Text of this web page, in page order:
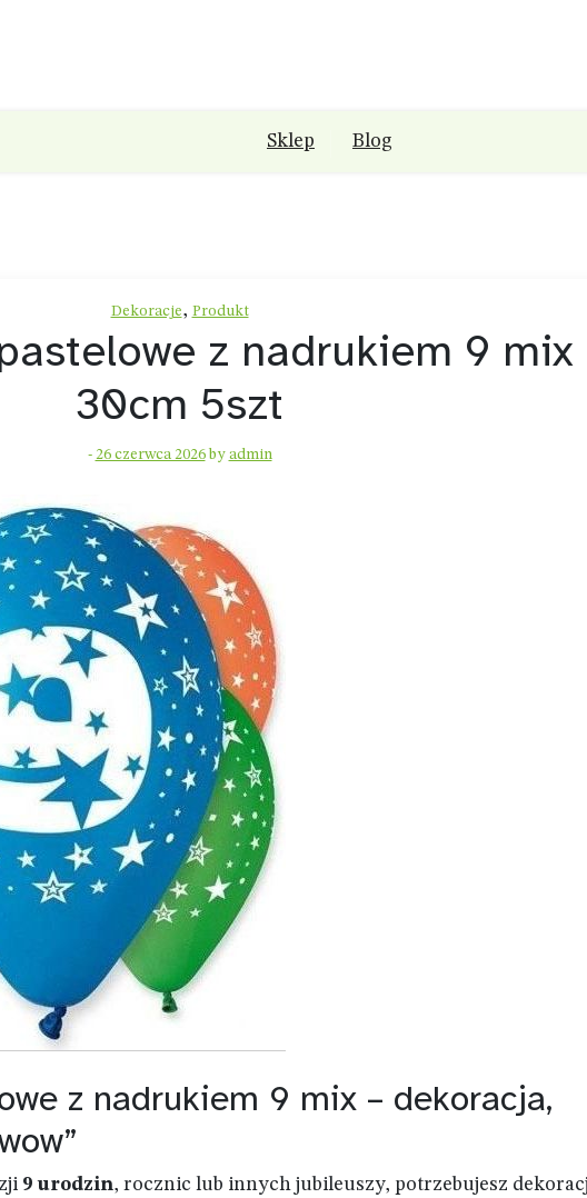
Sklep Blog
Dekoracje, Produkt
z nadrukiem 9 mix
30cm 5szt
- 26 czerwca 2026by admin
z nadrukiem 9 mix – dekoracja,
9 urodzin, rocznic lub innych jubileuszy, potrzebujesz